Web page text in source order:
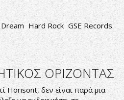
Hard Rock GSE Records
ΟΡΙΖΟΝΤΑΣ
Horisont, δεν είναι παρά μια